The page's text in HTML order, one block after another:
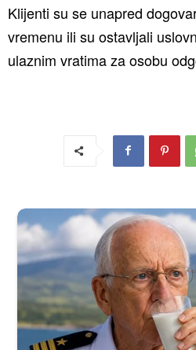
Klijenti su se unapred
vremenu ili su ostavljali
ulaznim vratima za osobu